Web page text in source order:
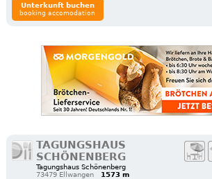
Unterkunft buchen
booking accomodation
TAGUNGSHAUS
SCHÖNENBERG
Tagungshaus Schönenberg
73479 Ellwangen
1573 m